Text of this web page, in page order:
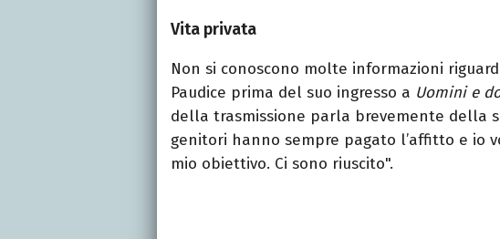
Vita privata
Non si conoscono molte informazioni
Paudice prima del suo ingresso a Uomini e
della trasmissione parla brevemente della
genitori hanno sempre pagato l’affitto e io
mio obiettivo. Ci sono riuscito".